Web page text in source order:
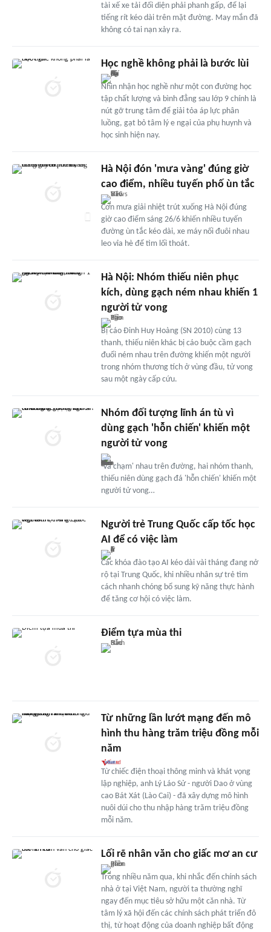
tài xế xe tải đối diện phải phanh gấp, để lại
tiếng rít kéo dài trên mặt đường. May mắn đã
không có tai nạn xảy ra.
Học nghề không phải là bước lùi
Nhìn nhận học nghề như một con đường học
tập chất lượng và bình đẳng sau lớp 9 chính là
nút gỡ trung tâm để giải tỏa áp lực phân
luồng, gạt bỏ tâm lý e ngại của phụ huynh và
học sinh hiện nay.
Hà Nội đón 'mưa vàng' đúng giờ
cao điểm, nhiều tuyến phố ùn tắc
Cơn mưa giải nhiệt trút xuống Hà Nội đúng
giờ cao điểm sáng 26/6 khiến nhiều tuyến
đường ùn tắc kéo dài, xe máy nối đuôi nhau
leo vỉa hè để tìm lối thoát.
Hà Nội: Nhóm thiếu niên phục
kích, dùng gạch ném nhau khiến 1
người tử vong
Bị cáo Đinh Huy Hoàng (SN 2010) cùng 13
thanh, thiếu niên khác bị cáo buộc cầm gạch
đuổi ném nhau trên đường khiến một người
trong nhóm thương tích ở vùng đầu, tử vong
sau một ngày cấp cứu.
Nhóm đối tượng lĩnh án tù vì
dùng gạch 'hỗn chiến' khiến một
người tử vong
'Va chạm' nhau trên đường, hai nhóm thanh,
thiếu niên dùng gạch đá 'hỗn chiến' khiến một
người tử vong…
Người trẻ Trung Quốc cấp tốc học
AI để có việc làm
Các khóa đào tạo AI kéo dài vài tháng đang nở
rộ tại Trung Quốc, khi nhiều nhân sự trẻ tìm
cách nhanh chóng bổ sung kỹ năng thực hành
để tăng cơ hội có việc làm.
Điểm tựa mùa thi
Từ những lần lướt mạng đến mô
hình thu hàng trăm triệu đồng mỗi
năm
Từ chiếc điện thoại thông minh và khát vọng
lập nghiệp, anh Lý Láo Sử - người Dao ở vùng
cao Bát Xát (Lào Cai) - đã xây dựng mô hình
nuôi dúi cho thu nhập hàng trăm triệu đồng
mỗi năm.
Lối rẽ nhân văn cho giấc mơ an cư
Trong nhiều năm qua, khi nhắc đến chính sách
nhà ở tại Việt Nam, người ta thường nghĩ
ngay đến mục tiêu sở hữu một căn nhà. Từ
tâm lý xã hội đến các chính sách phát triển đô
thị, từ hoạt động của doanh nghiệp bất động